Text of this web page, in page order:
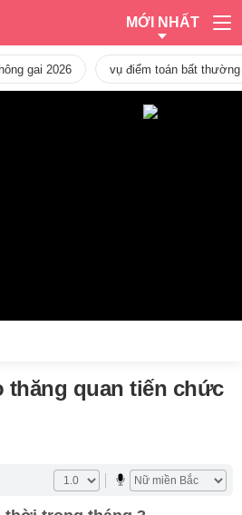
MỚI NHẤT
gai 2026 vụ điểm toán bất
thăng quan tiến chức